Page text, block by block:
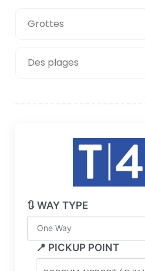
Grottes
Des plages
🔃 WAY TYPE
📍 PICKUP POINT